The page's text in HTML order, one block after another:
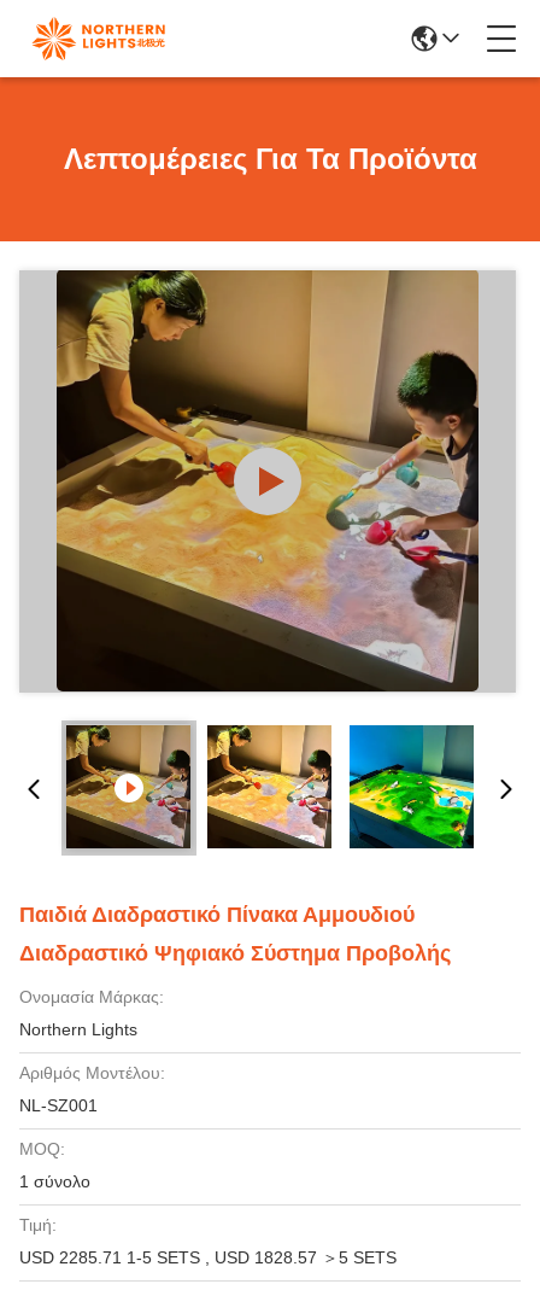
Λεπτομέρειες Για Τα Προϊόντα
Παιδιά Διαδραστικό Πίνακα Αμμουδιού
Διαδραστικό Ψηφιακό Σύστημα Προβολής
Ονομασία Μάρκας:
Northern Lights
Αριθμός Μοντέλου:
NL-SZ001
MOQ:
1 σύνολο
Τιμή:
USD 2285.71 1-5 SETS , USD 1828.57 ＞5 SETS